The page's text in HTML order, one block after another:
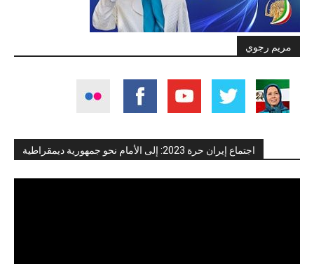
مريم رجوي
اجتماع إيران حرة 2023: إلى الأمام نحو جمهورية ديمقراطية